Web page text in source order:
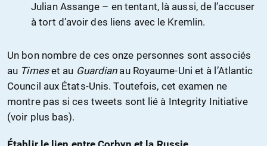
Julian Assange – en tentant, là aussi, de l’accuser
à tort d’avoir des liens avec le Kremlin.
Un bon nombre de ces onze personnes sont associés
au Timeset au Guardianau Royaume-Uni et à l’Atlantic
Council aux États-Unis. Toutefois, cet examen ne
montre pas si ces tweets sont lié à Integrity Initiative
(voir plus bas).